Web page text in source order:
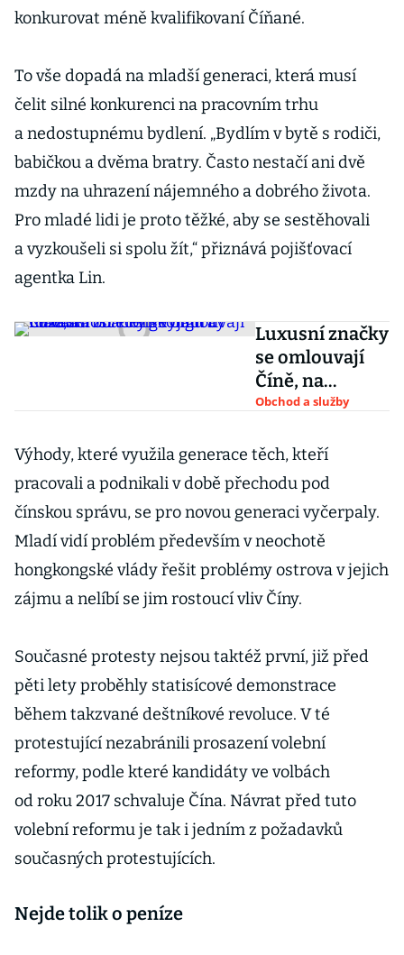
konkurovat méně kvalifikovaní Číňané.
To vše dopadá na mladší generaci, která musí
čelit silné konkurenci na pracovním trhu
a nedostupnému bydlení. „Bydlím v bytě s rodiči,
babičkou a dvěma bratry. Často nestačí ani dvě
mzdy na uhrazení nájemného a dobrého života.
Pro mladé lidi je proto těžké, aby se sestěhovali
a vyzkoušeli si spolu žít,“ přiznává pojišťovací
agentka Lin.
Luxusní značky
se omlouvají
Číně, na
oblečení
nezávislost
Hongkongu a
Macaa
Obchod a služby
Výhody, které využila generace těch, kteří
pracovali a podnikali v době přechodu pod
čínskou správu, se pro novou generaci vyčerpaly.
Mladí vidí problém především v neochotě
hongkongské vlády řešit problémy ostrova v jejich
zájmu a nelíbí se jim rostoucí vliv Číny.
Současné protesty nejsou taktéž první, již před
pěti lety proběhly statisícové demonstrace
během takzvané deštníkové revoluce. V té
protestující nezabránili prosazení volební
reformy, podle které kandidáty ve volbách
od roku 2017 schvaluje Čína. Návrat před tuto
volební reformu je tak i jedním z požadavků
současných protestujících.
Nejde tolik o peníze